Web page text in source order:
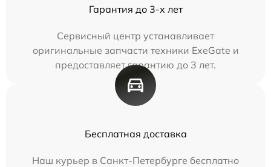
Гарантия до 3-х лет
Сервисный центр устанавливает
оригинальные запчасти техники ExeGate и
предоставляет гарантию до 3 лет.
Бесплатная доставка
Наш курьер в Санкт-Петербурге бесплатно